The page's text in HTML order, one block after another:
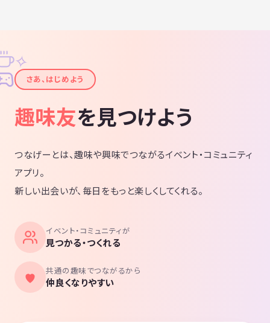
✦
✧
さあ、はじめよう
趣味友を見つけよう
つなげーとは、趣味や興味でつながるイベント・コミュニティ
アプリ。
新しい出会いが、毎日をもっと楽しくしてくれる。
イベント・コミュニティが
見つかる・つくれる
共通の趣味でつながるから
仲良くなりやすい